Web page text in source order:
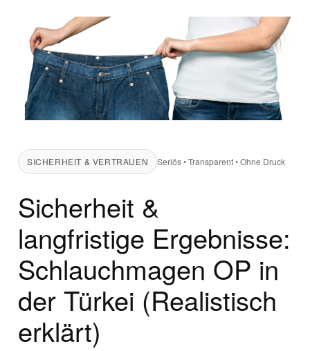
SICHERHEIT & VERTRAUEN Seriös • Transparent • Ohne Druck
Sicherheit &
langfristige Ergebnisse:
Schlauchmagen OP in
der Türkei (Realistisch
erklärt)